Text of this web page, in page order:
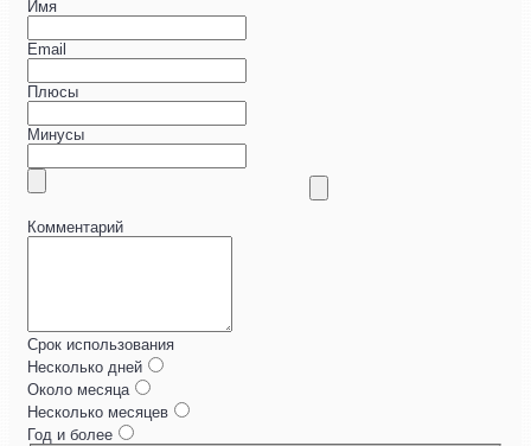
Имя
Email
Плюсы
Минусы
Комментарий
Срок использования
Несколько дней
Около месяца
Несколько месяцев
Год и более